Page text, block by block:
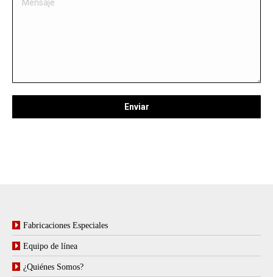
Fabricaciones Especiales
Equipo de línea
¿Quiénes Somos?